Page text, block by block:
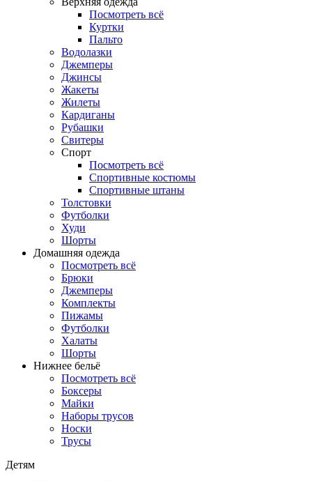
Посмотреть всё
Куртки
Пальто
Водолазки
Джемперы
Джинсы
Жакеты
Жилеты
Кардиганы
Рубашки
Свитеры
Спорт
Посмотреть всё
Спортивные костюмы
Спортивные штаны
Толстовки
Футболки
Худи
Шорты
Домашняя одежда
Посмотреть всё
Брюки
Джемперы
Комплекты
Пижамы
Футболки
Халаты
Шорты
Нижнее бельё
Посмотреть всё
Боксеры
Майки
Наборы трусов
Носки
Трусы
Детям